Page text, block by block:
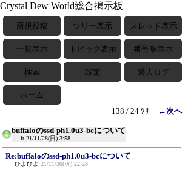
Crystal Dew World総合掲示板
新規投稿 ツリー表示 スレッド表示
一覧表示 トピック表示 番号順表示
検索 設定 過去ログ
ホーム
138 / 24 ﾂﾘｰ
←次へ
buffaloのssd-ph1.0u3-bcについて
it 21/11/28(日) 3:58
Re:buffaloのssd-ph1.0u3-bcについて
ひよひよ 21/11/30(火) 22:28